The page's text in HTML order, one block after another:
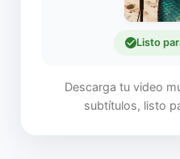
Listo
Descarga tu video
subtítulos, listo